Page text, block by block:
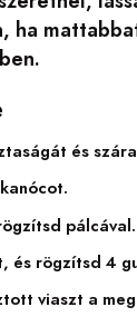
ha
és
pálcával.
és rögzítsd 4
viaszt a